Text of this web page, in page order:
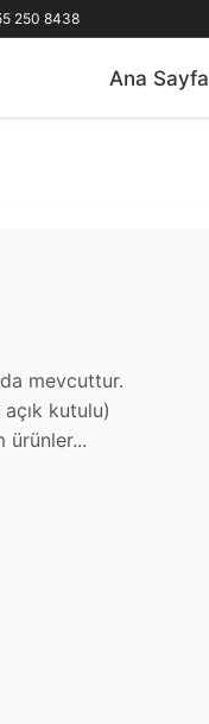
250 8438
Ana Sayfa
mevcuttur.
kutulu)
ürünler...